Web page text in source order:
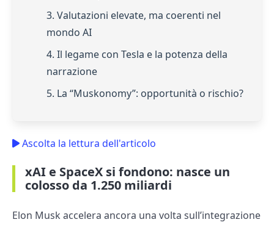
3. Valutazioni elevate, ma coerenti nel
mondo AI
4. Il legame con Tesla e la potenza della
narrazione
5. La “Muskonomy”: opportunità o rischio?
Ascolta la lettura dell'articolo
xAI e SpaceX si fondono: nasce un
colosso da 1.250 miliardi
Elon Musk accelera ancora una volta sull’integrazione